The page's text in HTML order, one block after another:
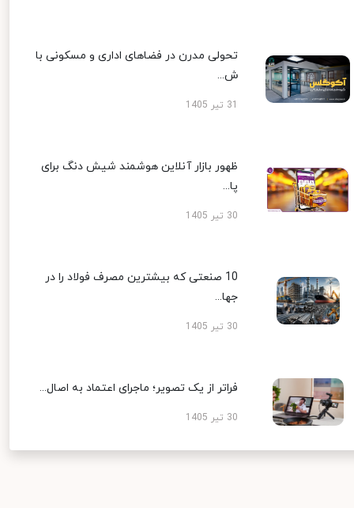
تحولی مدرن در فضاهای اداری و مسکونی با
ش...
ظهور بازار آنلاین هوشمند شیش دنگ برای
پا...
30 تیر 1405
10 صنعتی که بیشترین مصرف فولاد را در
جها...
30 تیر 1405
فراتر از یک تصویر؛ ماجرای اعتماد به اصال...
30 تیر 1405